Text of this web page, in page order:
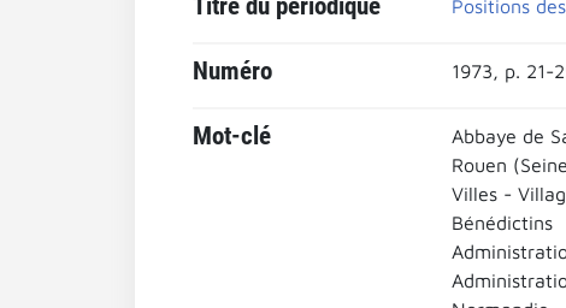
Titre du périodique Positions
Numéro 1973, p. 21-
Mot-clé
Abbaye de
Rouen
Villes -
Bénédictins